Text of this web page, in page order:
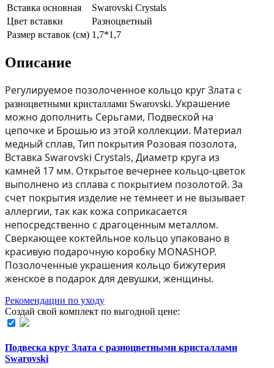
Вставка основная
Swarovski Crystals
Цвет вставки
Разноцветный
Размер вставок (см) 1,7*1,7
Описание
Регулируемое позолоченное кольцо круг Злата с
разноцветными кристаллами Swarovski. Украшение
можно дополнить Серьгами, Подвеской на
цепочке и Брошью из этой коллекции. Материал
медный сплав, Тип покрытия Розовая позолота,
Вставка Swarovski Crystals, Диаметр круга из
камней 17 мм. Открытое вечернее кольцо-цветок
выполнено из сплава с покрытием позолотой. За
счет покрытия изделие не темнеет и не вызывает
аллергии, так как кожа соприкасается
непосредственно с драгоценным металлом.
Сверкающее коктейльное кольцо упаковано в
красивую подарочную коробку MONASHOP.
Позолоченные украшения кольцо бижутерия
женское в подарок для девушки, женщины.
Рекомендации по уходу
Создай свой комплект по выгодной цене:
Подвеска круг Злата с разноцветными кристаллами
Swarovski